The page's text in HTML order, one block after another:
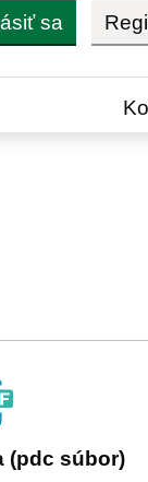
sa
(pdc súbor)